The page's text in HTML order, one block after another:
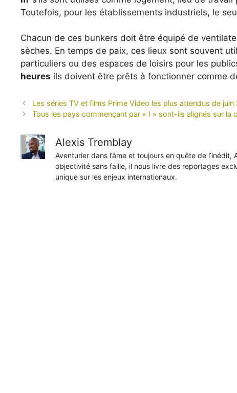
Toutefois, pour les établissements industriels, le
Chacun de ces bunkers doit être équipé de
sèches. En temps de paix, ces lieux sont souvent
particuliers ou des espaces de loisirs pour les
heures ils doivent être prêts à fonctionner comme
Les séries TV et films Prime Video les plus attendus de juin
Tous les pays commençant par « I » sont-ils alignés sur la
Alexis Tremblay
Aventurier dans l’âme et toujours en quête de
objectivité sans faille, il nous livre des reportages
unique sur les enjeux internationaux.